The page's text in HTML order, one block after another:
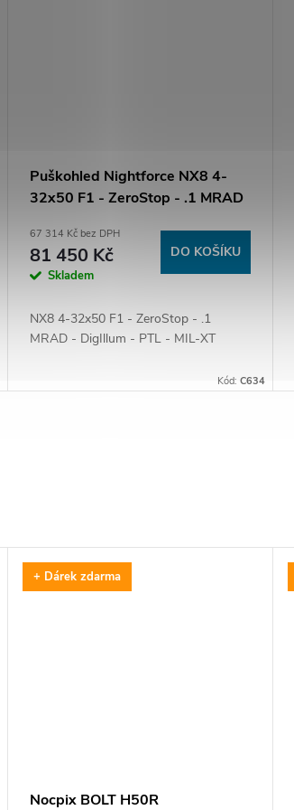
Puškohled Nightforce NX8 4-
32x50 F1 - ZeroStop - .1 MRAD
67 314 Kč bez DPH
81 450 Kč
Skladem
DO KOŠÍKU
NX8 4-32x50 F1 - ZeroStop - .1
MRAD - DigIllum - PTL - MIL-XT
Kód: C634
+ Dárek zdarma
Nocpix BOLT H50R